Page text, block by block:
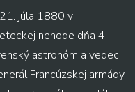
júla 1880 v
nehode dňa 4.
astronóm a vedec,
Francúzskej armády